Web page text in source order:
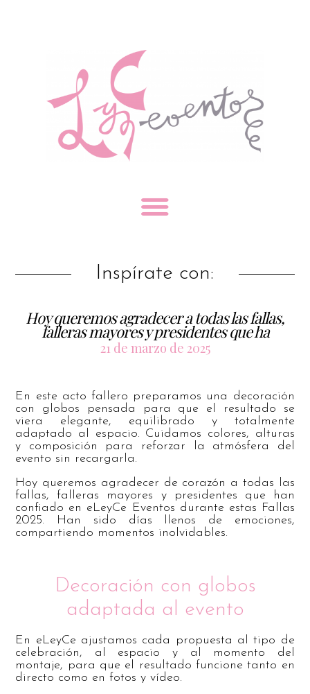
Inspírate con:
Hoy queremos agradecer a todas las fallas,
falleras mayores y presidentes que ha
21 de marzo de 2025
En este acto fallero preparamos una decoración
con globos pensada para que el resultado se
viera elegante, equilibrado y totalmente
adaptado al espacio. Cuidamos colores, alturas
y composición para reforzar la atmósfera del
evento sin recargarla.
Hoy queremos agradecer de corazón a todas las
fallas, falleras mayores y presidentes que han
confiado en eLeyCe Eventos durante estas Fallas
2025. Han sido días llenos de emociones,
compartiendo momentos inolvidables.
Decoración con globos
adaptada al evento
En eLeyCe ajustamos cada propuesta al tipo de
celebración, al espacio y al momento del
montaje, para que el resultado funcione tanto en
directo como en fotos y vídeo.